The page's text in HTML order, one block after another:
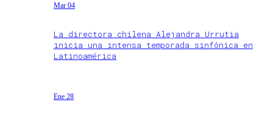
Mar 04
La directora chilena Alejandra Urrutia
inicia una intensa temporada sinfónica en
Latinoamérica
Ene 28